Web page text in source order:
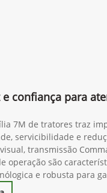
e confiança para
7M de tratores traz
servicibilidade e
transmissão
operação são
e robusta para